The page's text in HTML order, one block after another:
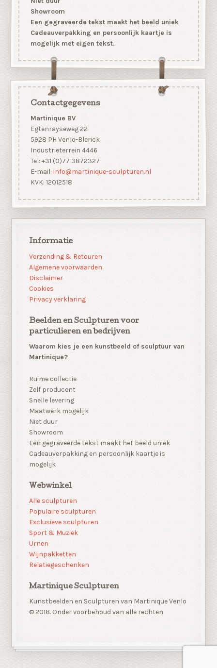
Showroom
Een gegraveerde tekst maakt het beeld uniek
Cadeauverpakking en persoonlijk kaartje is
mogelijk met eigen tekst.
Contactgegevens
Martinique BV
Egtenrayseweg 22
5928 PH Venlo-Blerick
Industrieterrein 4446
Tel: +31 (0)77 3872327
E-mail: info@martinique-sculpturen.nl
KVK: 12012518
Informatie
Verzending & Retouren
Algemene voorwaarden
Disclaimer
Cookies
Privacy verklaring
Beelden en Sculpturen voor
particulieren en bedrijven
Waarom kies je een kunstbeeld of sculptuur van
Martinique?
Ruime collectie
Zelf producent
Snelle levering
Maatwerk mogelijk
Niet duur
Showroom
Een gegraveerde tekst maakt het beeld uniek
Cadeauverpakking en persoonlijk kaartje is
mogelijk
Webwinkel
Alle sculpturen
Populaire sculpturen
Exclusieve sculpturen
Sport & Muziek
Urnen
Wijnpakketten
Relatiegeschenken
Martinique Sculpturen
Kunstbeelden en Sculpturen van Martinique Venlo
© 2018. Onder voorbehoud van alle rechten